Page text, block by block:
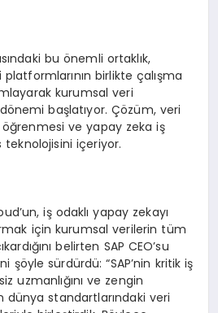
bu önemli ortaklık,
birlikte çalışma
kurumsal veri
başlatıyor. Çözüm, veri
ve yapay zeka iş
içeriyor.
iş odaklı yapay zekayı
için kurumsal verilerin tüm
belirten SAP CEO’su
şöyle sürdürdü: “SAP’nin kritik iş
uzmanlığını ve zengin
dünya standartlarındaki veri